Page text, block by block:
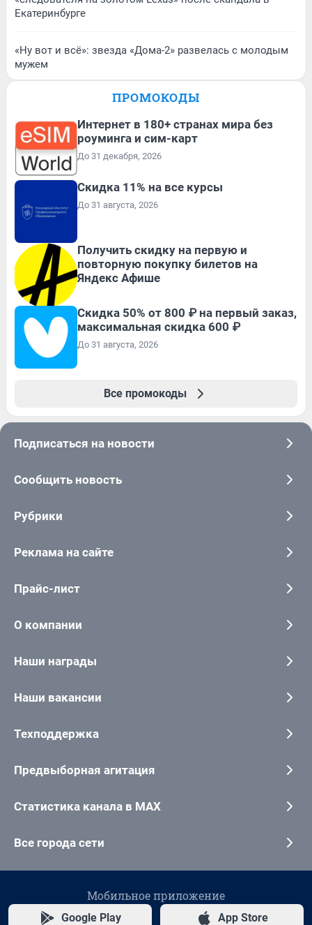
Екатеринбурге
«Ну вот и всё»: звезда «Дома-2» развелась с молодым
мужем
ПРОМОКОДЫ
Интернет в 180+ странах мира без
роуминга и сим-карт
До 31 декабря, 2026
Скидка 11% на все курсы
До 31 августа, 2026
Получить скидку на первую и
повторную покупку билетов на
Яндекс Афише
Скидка 50% от 800 ₽ на первый заказ,
максимальная скидка 600 ₽
До 31 августа, 2026
Все промокоды
Подписаться на новости
Сообщить новость
Рубрики
Реклама на сайте
Прайс-лист
О компании
Наши награды
Наши вакансии
Техподдержка
Предвыборная агитация
Статистика канала в MAX
Все города сети
Мобильное приложение
Google Play App Store